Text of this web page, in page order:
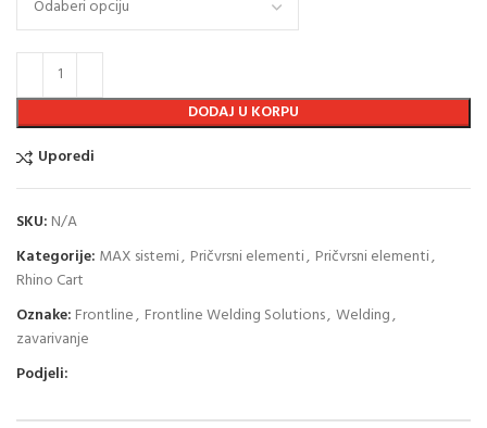
DODAJ U KORPU
Uporedi
SKU: N/A
Kategorije: MAX sistemi, Pričvrsni elementi, Pričvrsni elementi,
Rhino Cart
Oznake: Frontline, Frontline Welding Solutions, Welding,
zavarivanje
Podjeli: